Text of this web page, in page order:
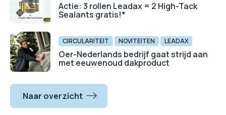
Actie: 3 rollen Leadax = 2 High-Tack
Sealants gratis!*
CIRCULARITEIT NOVITEITEN LEADAX
Oer-Nederlands bedrijf gaat strijd aan
met eeuwenoud dakproduct
Naar overzicht